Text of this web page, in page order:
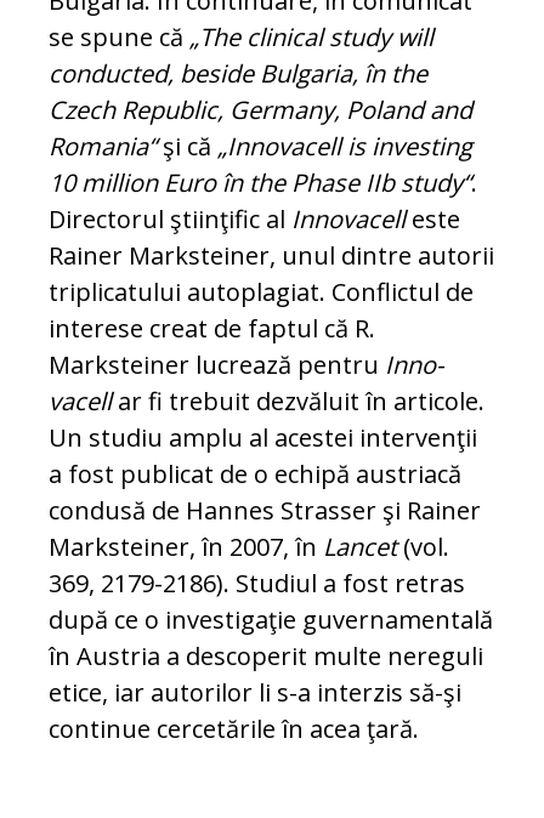
se spune că „The clinical study will
conducted, be­side Bulgaria, în the
Czech Republic, Germany, Poland and
Ro­ma­nia“şi că „Innovacell is investing
10 million Euro în the Phase IIb study“.
Di­rectorul şti­in­ţific al Innovacelleste
Rainer Mark­steiner, unul dintre autorii
tri­plica­tu­lui au­to­pla­giat. Conflictul de
interese cre­at de fap­tul că R.
Marksteiner lucrează pen­tru Inno­­
vacellar fi trebuit dezvăluit în articole.
Un studiu amplu al acestei in­tervenţii
a fost publicat de o echipă aus­triacă
con­du­să de Hannes Strasser şi Rai­ner
Mark­stei­ner, în 2007, în Lancet(vol.
369, 2179-2186). Stu­diul a fost retras
după ce o investigaţie gu­vernamentală
în Aus­tria a des­coperit mul­te nereguli
etice, iar auto­rilor li s-a in­ter­zis să-şi
continue cer­ce­tările în acea ţară.